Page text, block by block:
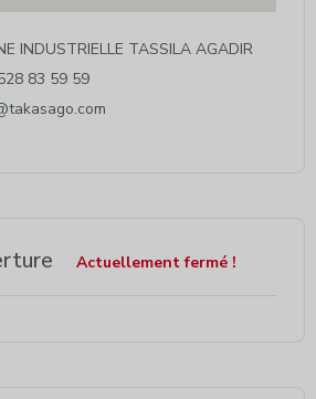
INDUSTRIELLE TASSILA AGADIR
83 59 59
Actuellement fermé !